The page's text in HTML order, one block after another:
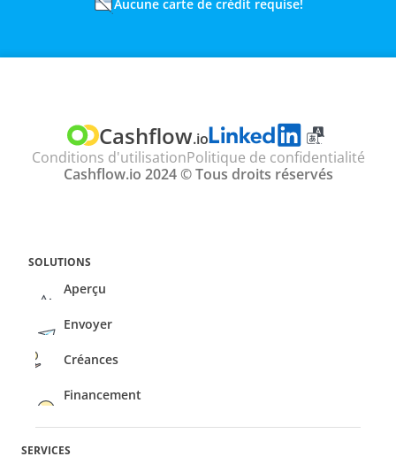
Aucune carte de crédit requise!
SOLUTIONS
Aperçu
Envoyer
Créances
Financement
SERVICES
Cashflow.io
TRADUIRE
Select Language
Conditions d'utilisationPolitique de confidentialité
Cashflow.io 2024 © Tous droits réservés